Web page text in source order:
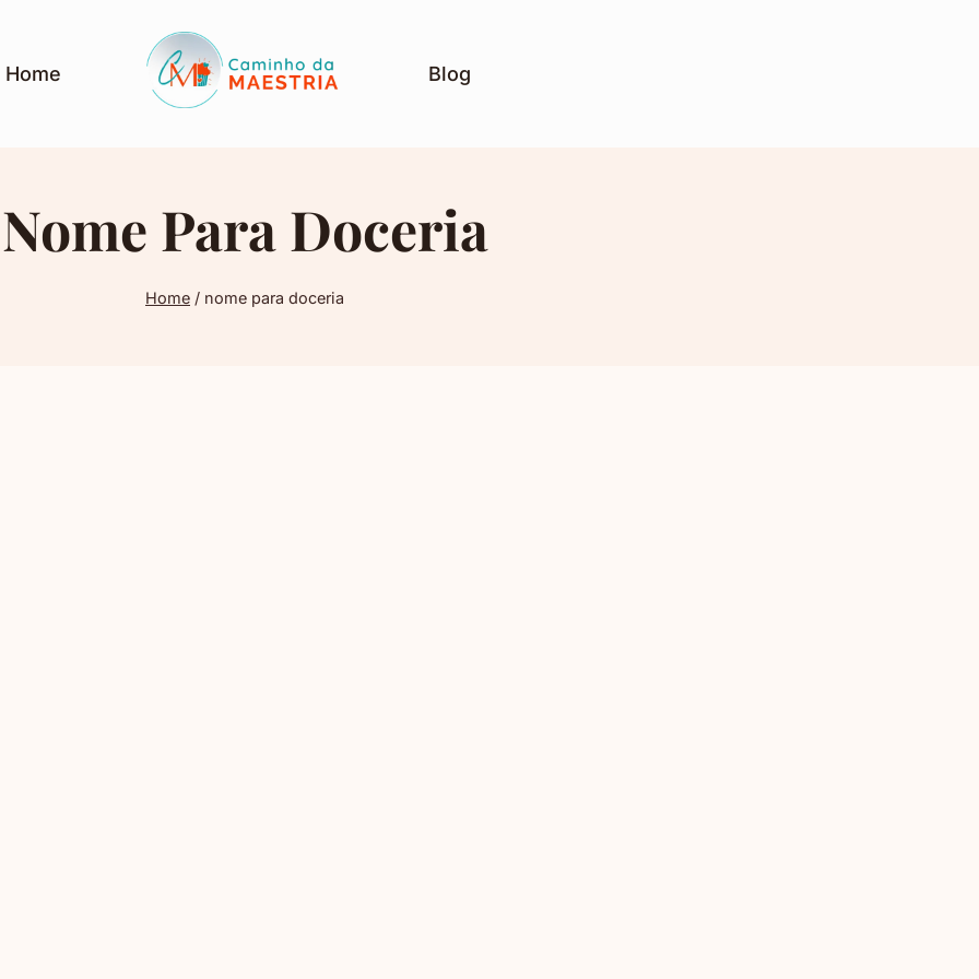
Home Blog
Nome Para Doceria
Home / nome para doceria